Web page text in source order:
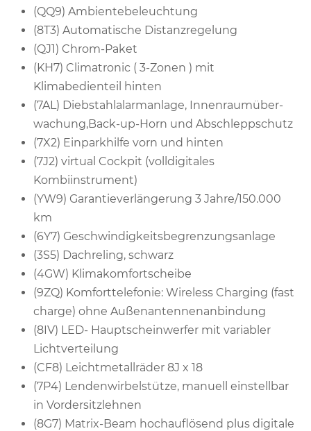
(QQ9) Ambientebeleuchtung
(8T3) Automatische Distanzregelung
(QJ1) Chrom-Paket
(KH7) Climatronic ( 3-Zonen ) mit
Klimabedienteil hinten
(7AL) Diebstahlalarmanlage, Innenraumüber-
wachung,Back-up-Horn und Abschleppschutz
(7X2) Einparkhilfe vorn und hinten
(7J2) virtual Cockpit (volldigitales
Kombiinstrument)
(YW9) Garantieverlängerung 3 Jahre/150.000
km
(6Y7) Geschwindigkeitsbegrenzungsanlage
(3S5) Dachreling, schwarz
(4GW) Klimakomfortscheibe
(9ZQ) Komforttelefonie: Wireless Charging (fast
charge) ohne Außenantennenanbindung
(8IV) LED- Hauptscheinwerfer mit variabler
Lichtverteilung
(CF8) Leichtmetallräder 8J x 18
(7P4) Lendenwirbelstütze, manuell einstellbar
in Vordersitzlehnen
(8G7) Matrix-Beam hochauflösend plus digitale